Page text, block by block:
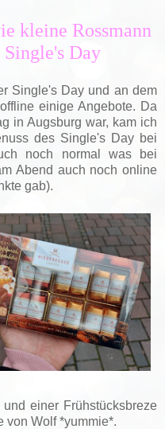
kleine Rossmann
Day
Single's Day und an dem
einige Angebote. Da
in Augsburg war, kam ich
des Single's Day bei
noch normal was bei
Abend auch noch online
gab).
einer Frühstücksbreze
von Wolf *yummie*.